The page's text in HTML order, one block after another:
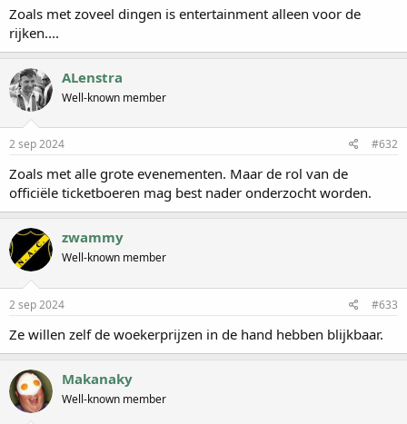
Zoals met zoveel dingen is entertainment alleen voor de
rijken....
ALenstra
Well-known member
2 sep 2024 #632
Zoals met alle grote evenementen. Maar de rol van de
officiële ticketboeren mag best nader onderzocht worden.
zwammy
Well-known member
2 sep 2024 #633
Ze willen zelf de woekerprijzen in de hand hebben blijkbaar.
Makanaky
Well-known member